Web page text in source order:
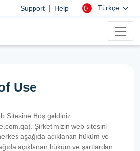
Support Help Türkçe
Use
Sitesine Hoş geldiniz
Şirketimizin web sitesini
aşağıda açıklanan hüküm ve
açıklanan hüküm ve şartlardan